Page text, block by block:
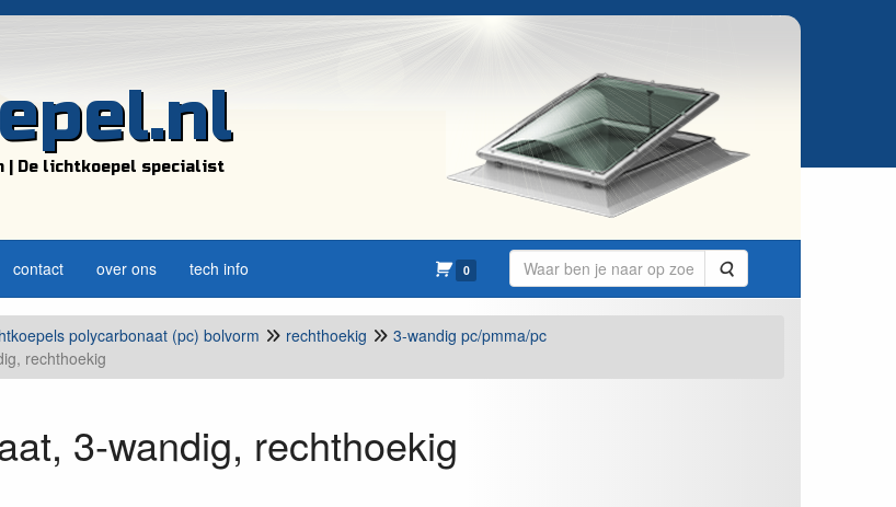
De lichtkoepel specialist
contact over ons tech info 0 Zoeken
polycarbonaat (pc) bolvorm rechthoekig
3-wandig pc/pmma/pc
rechthoekig
3-wandig, rechthoekig